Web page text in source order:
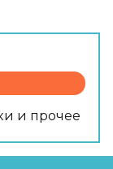
и прочее